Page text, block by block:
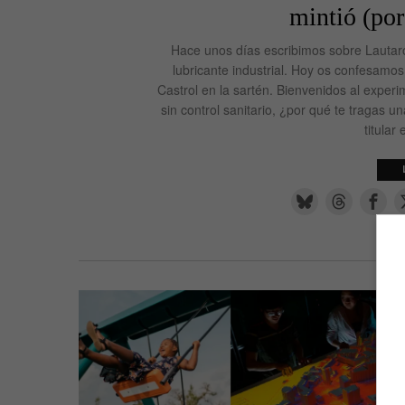
mintió
Hace unos días escribimos sobre
lubricante industrial. Hoy os
Castrol en la sartén. Bienvenidos al
sin control sanitario, ¿por qué te tragas
titular